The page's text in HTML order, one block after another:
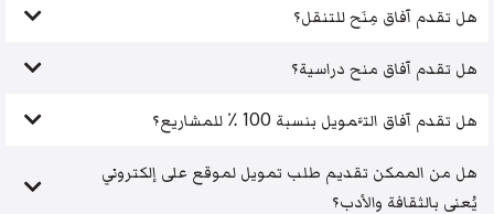
هل تقدم آفاق مِنَح للتنقل؟
هل تقدم آفاق منح دراسية؟
هل تقدم آفاق التَّمويل بنسبة 100 ٪ للمشاريع؟
هل من الممكن تقديم طلب تمويل لموقع على إلكتروني
يُعنى بالثقافة والأدب؟